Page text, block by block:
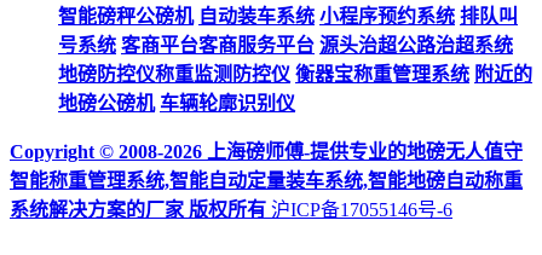
智能磅秤公磅机 自动装车系统 小程序预约系统 排队叫
号系统 客商平台客商服务平台 源头治超公路治超系统
地磅防控仪称重监测防控仪 衡器宝称重管理系统 附近的
地磅公磅机 车辆轮廓识别仪
Copyright © 2008-2026 上海磅师傅-提供专业的地磅无人值守
智能称重管理系统,智能自动定量装车系统,智能地磅自动称重
系统解决方案的厂家 版权所有 沪ICP备17055146号-6